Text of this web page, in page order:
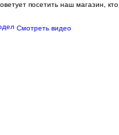
посетить наш магазин, кто
Смотреть видео